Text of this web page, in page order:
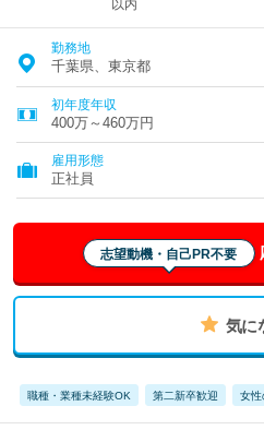
以内
勤務地
千葉県、東京都
初年度年収
400万～460万円
雇用形態
正社員
志望動機・自己PR不要
気に
職種・業種未経験OK 第二新卒歓迎 女性